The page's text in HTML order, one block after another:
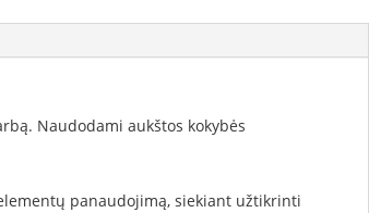
Naudodami aukštos kokybės
panaudojimą, siekiant užtikrinti